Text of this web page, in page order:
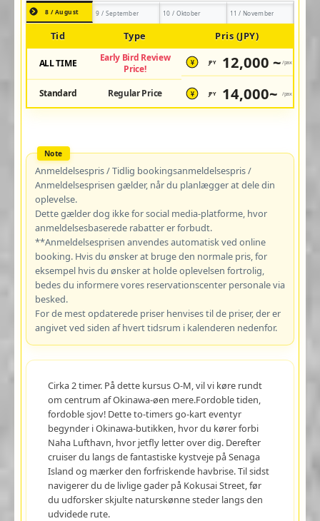
8 / August 9 / September 10 / Oktober 11 / November
Tid Type Pris (JPY)
ALL TIME
Early Bird Review
Price!
¥ JPY 12,000 ~ /pax
Standard Regular Price ¥ JPY 14,000~ /pax
Anmeldelsespris / Tidlig bookingsanmeldelsespris /
Anmeldelsesprisen gælder, når du planlægger at dele din
oplevelse.
Dette gælder dog ikke for social media-platforme, hvor
anmeldelsesbaserede rabatter er forbudt.
**Anmeldelsesprisen anvendes automatisk ved online
booking. Hvis du ønsker at bruge den normale pris, for
eksempel hvis du ønsker at holde oplevelsen fortrolig,
bedes du informere vores reservationscenter personale via
besked.
For de mest opdaterede priser henvises til de priser, der er
angivet ved siden af hvert tidsrum i kalenderen nedenfor.
Cirka 2 timer. På dette kursus O-M, vil vi køre rundt
om centrum af Okinawa-øen mere.Fordoble tiden,
fordoble sjov! Dette to-timers go-kart eventyr
begynder i Okinawa-butikken, hvor du kører forbi
Naha Lufthavn, hvor jetfly letter over dig. Derefter
cruiser du langs de fantastiske kystveje på Senaga
Island og mærker den forfriskende havbrise. Til sidst
navigerer du de livlige gader på Kokusai Street, før
du udforsker skjulte naturskønne steder langs den
udvidede rute.